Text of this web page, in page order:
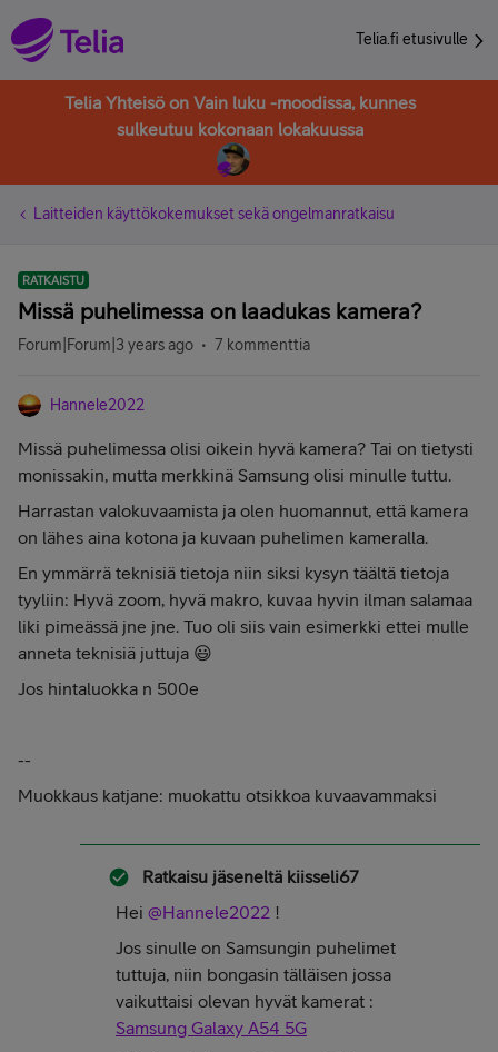
Telia.fi etusivulle
Telia Yhteisö on Vain luku -moodissa, kunnes
sulkeutuu kokonaan lokakuussa
Laitteiden käyttökokemukset sekä ongelmanratkaisu
RATKAISTU
Missä puhelimessa on laadukas kamera?
Forum|Forum|3 years ago 7 kommenttia
Hannele2022
Missä puhelimessa olisi oikein hyvä kamera? Tai on tietysti
monissakin, mutta merkkinä Samsung olisi minulle tuttu.
Harrastan valokuvaamista ja olen huomannut, että kamera
on lähes aina kotona ja kuvaan puhelimen kameralla.
En ymmärrä teknisiä tietoja niin siksi kysyn täältä tietoja
tyyliin: Hyvä zoom, hyvä makro, kuvaa hyvin ilman salamaa
liki pimeässä jne jne. Tuo oli siis vain esimerkki ettei mulle
anneta teknisiä juttuja 😃
Jos hintaluokka n 500e
--
Muokkaus katjane: muokattu otsikkoa kuvaavammaksi
Ratkaisu jäseneltä kiisseli67
Hei @Hannele2022 !
Jos sinulle on Samsungin puhelimet
tuttuja, niin bongasin tälläisen jossa
vaikuttaisi olevan hyvät kamerat :
Samsung Galaxy A54 5G